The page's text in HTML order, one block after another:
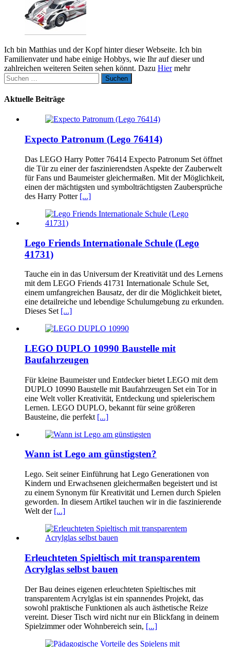
Ich bin Matthias und der Kopf hinter dieser Webseite. Ich bin
Familienvater und habe einige Hobbys, wie Ihr auf dieser und
zahlreichen weiteren Seiten sehen könnt. Dazu Hiermehr
Suchen
nach:
Aktuelle Beiträge
Expecto Patronum (Lego 76414)
Das LEGO Harry Potter 76414 Expecto Patronum Set öffnet
die Tür zu einer der faszinierendsten Aspekte der Zauberwelt
für Fans und Baumeister gleichermaßen. Mit der Möglichkeit,
einen der mächtigsten und symbolträchtigsten Zaubersprüche
des Harry Potter [...]
Lego Friends Internationale Schule (Lego
41731)
Tauche ein in das Universum der Kreativität und des Lernens
mit dem LEGO Friends 41731 Internationale Schule Set,
einem umfangreichen Bausatz, der dir die Möglichkeit bietet,
eine detailreiche und lebendige Schulumgebung zu erkunden.
Dieses Set [...]
LEGO DUPLO 10990 Baustelle mit
Baufahrzeugen
Für kleine Baumeister und Entdecker bietet LEGO mit dem
DUPLO 10990 Baustelle mit Baufahrzeugen Set ein Tor in
eine Welt voller Kreativität, Entdeckung und spielerischem
Lernen. LEGO DUPLO, bekannt für seine größeren
Bausteine, die perfekt [...]
Wann ist Lego am günstigsten?
Lego. Seit seiner Einführung hat Lego Generationen von
Kindern und Erwachsenen gleichermaßen begeistert und ist
zu einem Synonym für Kreativität und Lernen durch Spielen
geworden. In diesem Artikel tauchen wir in die faszinierende
Welt der [...]
Erleuchteten Spieltisch mit transparentem
Acrylglas selbst bauen
Der Bau deines eigenen erleuchteten Spieltisches mit
transparentem Acrylglas ist ein spannendes Projekt, das
sowohl praktische Funktionen als auch ästhetische Reize
vereint. Dieser Tisch wird nicht nur ein Blickfang in deinem
Spielzimmer oder Wohnbereich sein, [...]